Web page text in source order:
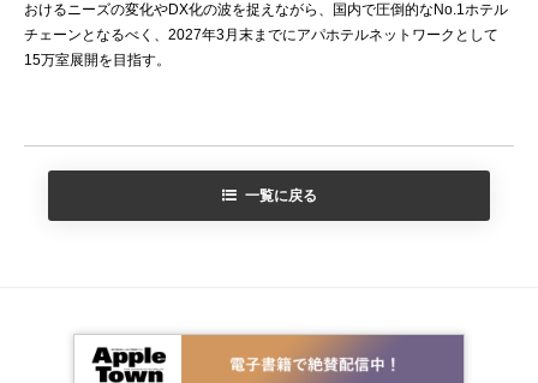
おけるニーズの変化やDX化の波を捉えながら、国内で圧倒的なNo.1ホテル
チェーンとなるべく、2027年3月末までにアパホテルネットワークとして
15万室展開を目指す。
一覧に戻る